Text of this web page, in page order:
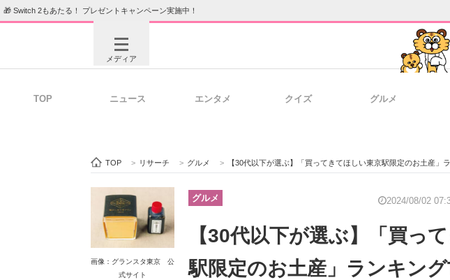
🎁 Switch 2もあたる！ プレゼントキャンペーン実施中！
メディア
ビジネスと働き方のヒント
ITエンジニア向け専門サイト 企業向けIT製品の総合サイト
TOP ニュース エンタメ クイズ グルメ
TOP > リサーチ > グルメ > 【30代以下が選ぶ】「買ってきてほしい東京駅限定のお土産」ランキングTOP21！ 第1位は
画像：グランスタ東京 公
式サイト
グルメ 2024/08/02
【30代以下が選ぶ】「買っ
駅限定のお土産」ランキン